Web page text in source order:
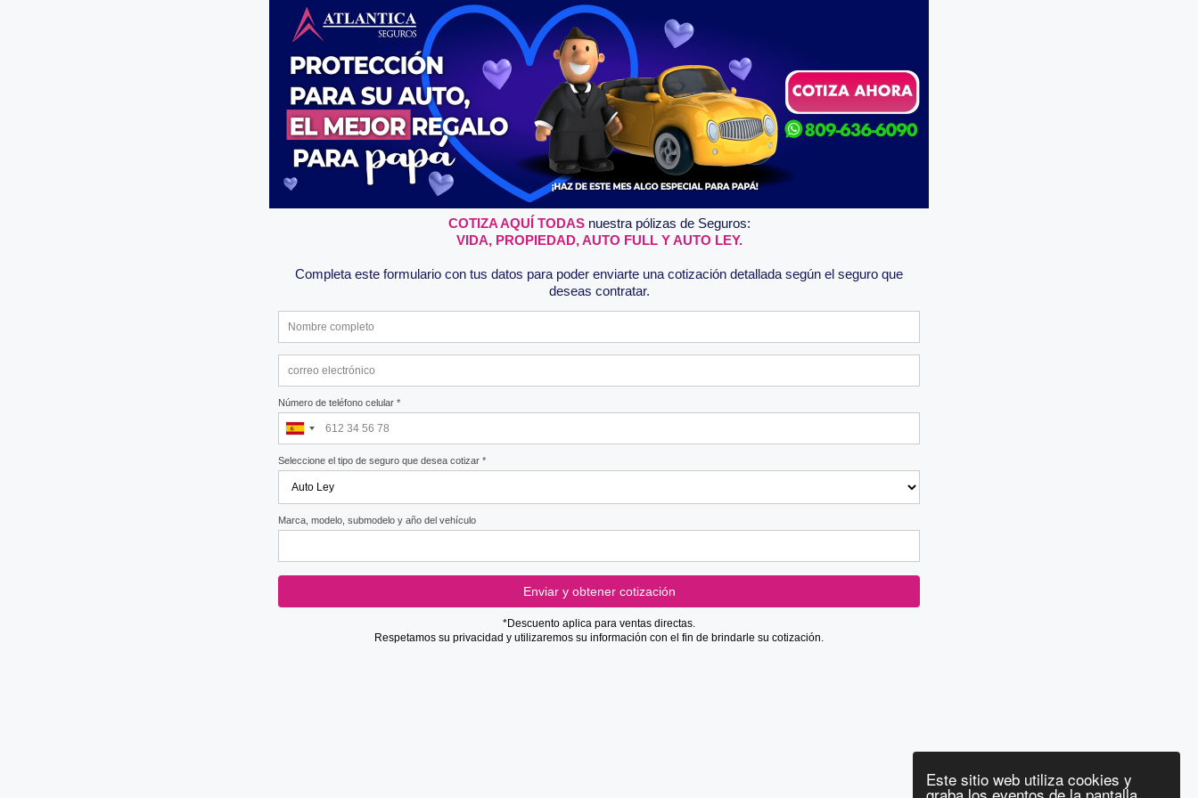
Este sitio web utiliza cookies y
COTIZA AQUÍ TODASnuestra pólizas de Seguros:
VIDA, PROPIEDAD, AUTO FULL Y AUTO LEY.
Completa este formulario con tus datos para poder enviarte una cotización detallada según el seguro que
deseas contratar.
Número de teléfono celular *
Seleccione el tipo de seguro que desea cotizar *
Marca, modelo, submodelo y año del vehículo
Enviar y obtener cotización
*Descuento aplica para ventas directas.
Respetamos su privacidad y utilizaremos su información con el fin de brindarle su cotización.